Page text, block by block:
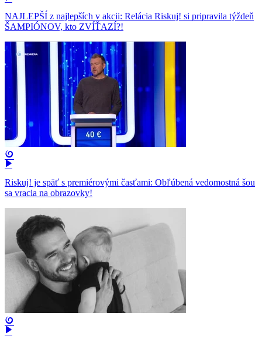
NAJLEPŠÍ z najlepších v akcii: Relácia Riskuj! si pripravila týždeň
ŠAMPIÓNOV, kto ZVÍŤAZÍ?!
Riskuj! je späť s premiérovými časťami: Obľúbená vedomostná šou
sa vracia na obrazovky!